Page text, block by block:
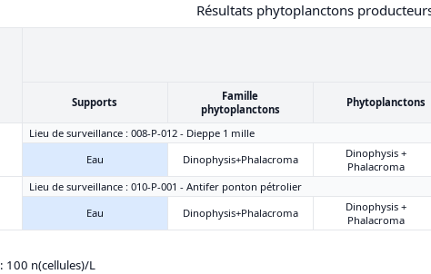
Résultats phytoplanctons
Supports
Famille
phytoplanctons
Phytoplanctons
Lieu de surveillance : 008-P-012 - Dieppe 1 mille
Eau
Dinophysis+Phalacroma
Dinophysis +
Phalacroma
Lieu de surveillance : 010-P-001 - Antifer ponton pétrolier
Eau
Dinophysis+Phalacroma
Dinophysis +
Phalacroma
: 100 n(cellules)/L